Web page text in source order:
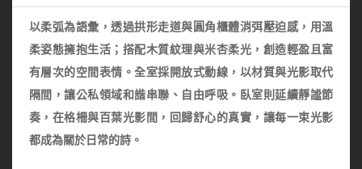
以柔弧為語彙，透過拱形走道與圓角櫃體消弭壓迫感，用溫
柔姿態擁抱生活；搭配木質紋理與米杏柔光，創造輕盈且富
有層次的空間表情。全室採開放式動線，以材質與光影取代
隔間，讓公私領域和諧串聯、自由呼吸。臥室則延續靜謐節
奏，在格柵與百葉光影間，回歸舒心的真實，讓每一束光影
都成為關於日常的詩。